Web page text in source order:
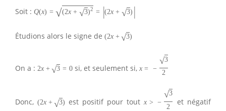
Soit : Q(x) = √(2x + √3)2 = |(2x + √3) |
Étudions alors le signe de (2x + √3)
On a : 2x + √3 = 0si, et seulement si, x = −
√3
2
Donc, (2x + √3) est positif pour tout x > −
√3
2
et négatif